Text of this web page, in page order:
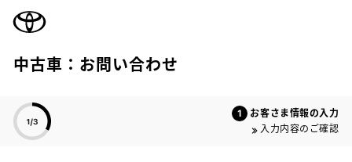
中古車：お問い合わせ
お客さま情報の入力
入力内容のご確認